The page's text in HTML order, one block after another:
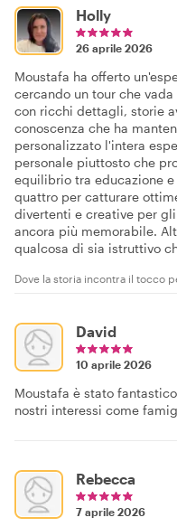
Holly
26 aprile 2026
Moustafa ha offerto
cercando un tour che
con ricchi dettagli, storie
conoscenza che ha
personalizzato l'intera
personale piuttosto che
equilibrio tra educazione
quattro per catturare
divertenti e creative per
ancora più memorabile.
qualcosa di sia istruttivo
Dove la storia incontra il tocco
David
10 aprile 2026
Moustafa è stato
nostri interessi come
Rebecca
7 aprile 2026